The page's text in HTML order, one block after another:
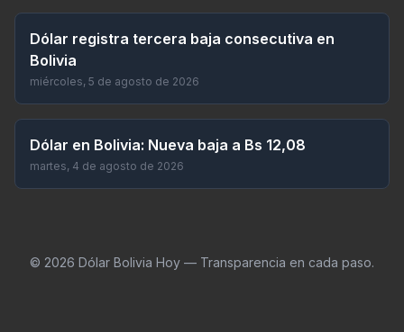
Dólar registra tercera baja consecutiva en
Bolivia
miércoles, 5 de agosto de 2026
Dólar en Bolivia: Nueva baja a Bs 12,08
martes, 4 de agosto de 2026
© 2026 Dólar Bolivia Hoy — Transparencia en cada paso.